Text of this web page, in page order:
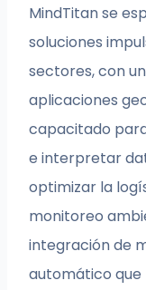
MindTitan se
soluciones
sectores, con
aplicaciones
capacitado
e interpretar
optimizar la
monitoreo
integración de
automático que